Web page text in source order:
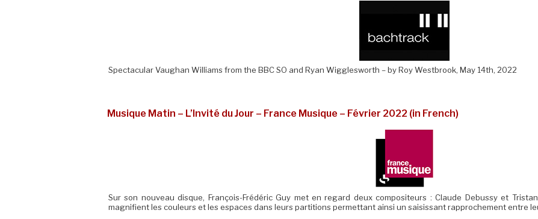
Spectacular Vaughan Williams from the BBC SO and Ryan Wigglesworth – by Roy Westbrook, May 14th, 2022
Musique Matin – L’Invité du Jour – France Musique – Février 2022 (in French)
Sur son nouveau disque, François-Frédéric Guy met en regard deux compositeurs : Claude Debussy et
magnifient les couleurs et les espaces dans leurs partitions permettant ainsi un saisissant rapprochement entre